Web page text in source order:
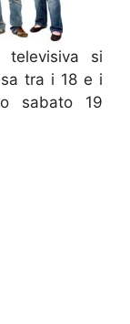
televisiva si
tra i 18 e i
sabato 19